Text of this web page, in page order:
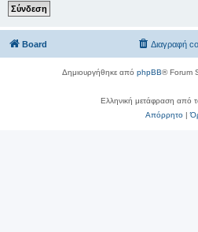
Board Διαγραφή
Δημιουργήθηκε από phpBB® Forum
Ελληνική μετάφραση από
Απόρρητο|